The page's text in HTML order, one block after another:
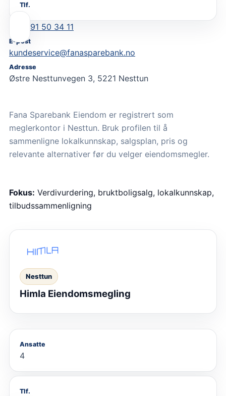
Tlf.
91 50 34 11
E-post
kundeservice@fanasparebank.no
Adresse
Østre Nesttunvegen 3, 5221 Nesttun
Fana Sparebank Eiendom er registrert som
meglerkontor i Nesttun. Bruk profilen til å
sammenligne lokalkunnskap, salgsplan, pris og
relevante alternativer før du velger eiendomsmegler.
Fokus: Verdivurdering, bruktboligsalg, lokalkunnskap,
tilbudssammenligning
Nesttun
Himla Eiendomsmegling
Ansatte
4
Tlf.